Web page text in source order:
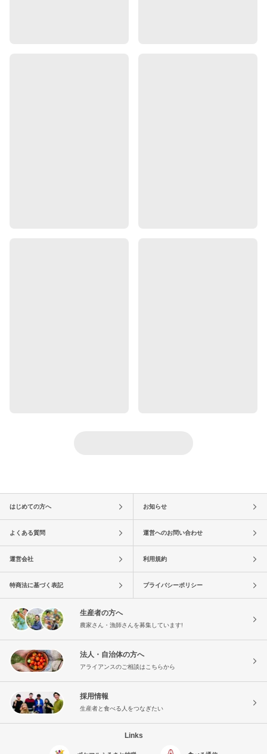
はじめての方へ お知らせ
よくある質問 運営へのお問い合わせ
運営会社 利用規約
特商法に基づく表記 プライバシーポリシー
生産者の方へ
農家さん・漁師さんを募集しています!
法人・自治体の方へ
アライアンスのご相談はこちらから
採用情報
生産者と食べる人をつなぎたい
Links